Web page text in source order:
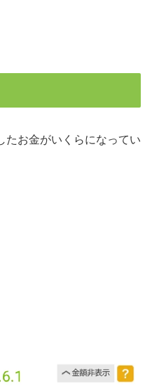
たお金がいくらになってい